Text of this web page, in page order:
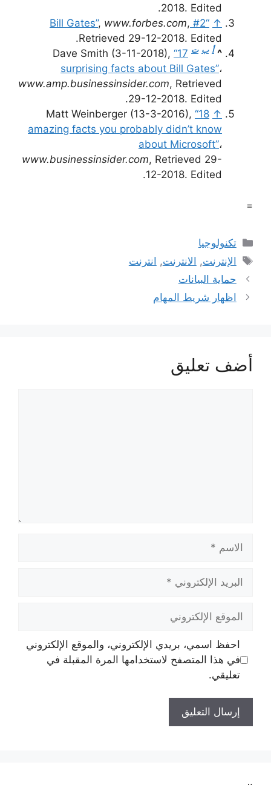
2018. Edited.
↑
“#2 Bill Gates”
, www.forbes.com,
Retrieved 29-12-2018. Edited.
^ أ ب ت Dave Smith (3-11-2018), “17
surprising facts about Bill Gates”،
www.amp.businessinsider.com, Retrieved
29-12-2018. Edited.
↑
Matt Weinberger (13-3-2016), “18
amazing facts you probably didn’t know
about Microsoft”،
www.businessinsider.com, Retrieved 29-
12-2018. Edited.
=
التصنيفات
تكنولوجيا
الوسوم
الإنترنت, الانترنت, انترنت
حماية البيانات
اظهار شريط المهام
أضف تعليق
الإلكتروني
الإلكتروني
احفظ اسمي، بريدي الإلكتروني، والموقع الإلكتروني
في هذا المتصفح لاستخدامها المرة المقبلة في
تعليقي.